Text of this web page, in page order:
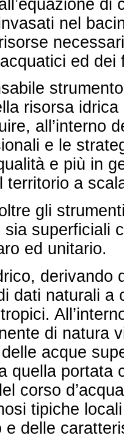
nel
ed
risorsa
all’interno
e le
e più in
territorio a
gli
sia superficiali
ed unitario.
derivando
dati naturali a
di natura
acque
quella portata
corso
tipiche
e delle